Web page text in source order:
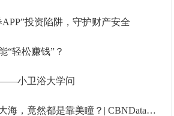
投资陷阱，守护财产安全
“轻松赚钱”？
小卫浴大学问
，竟然都是靠美瞳？| CBNData报告